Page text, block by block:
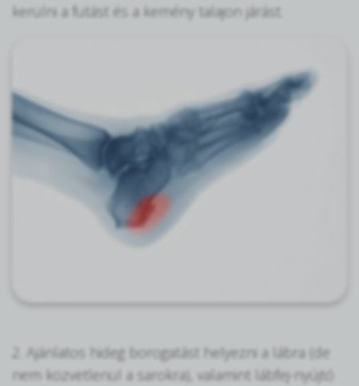
kerülni a futást és a kemény talajon járást.
2. Ajánlatos hideg borogatást helyezni a lábra (de
nem közvetlenül a sarokra), valamint lábfej-nyújtó